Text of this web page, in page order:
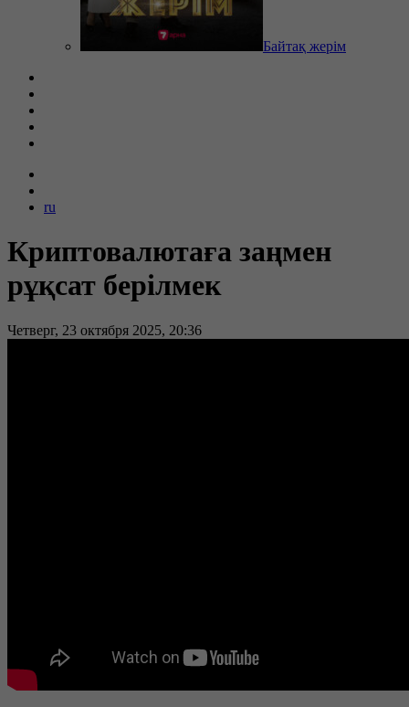
Байтақ жерім
ru
Криптовалютаға заңмен
рұқсат берілмек
Четверг, 23 октября 2025, 20:36